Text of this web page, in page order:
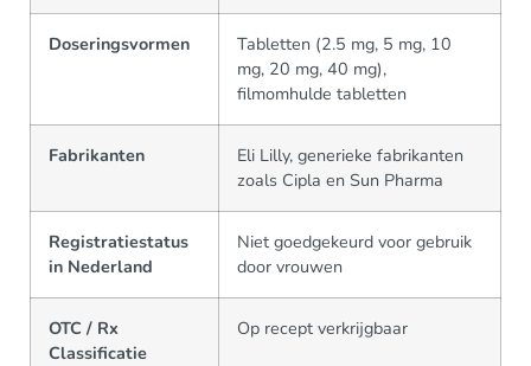
Doseringsvormen
Tabletten (2.5 mg, 5 mg, 10
mg, 20 mg, 40 mg),
filmomhulde tabletten
Fabrikanten
Eli Lilly, generieke fabrikanten
zoals Cipla en Sun Pharma
Registratiestatus
in Nederland
Niet goedgekeurd voor gebruik
door vrouwen
OTC / Rx
Classificatie
Op recept verkrijgbaar